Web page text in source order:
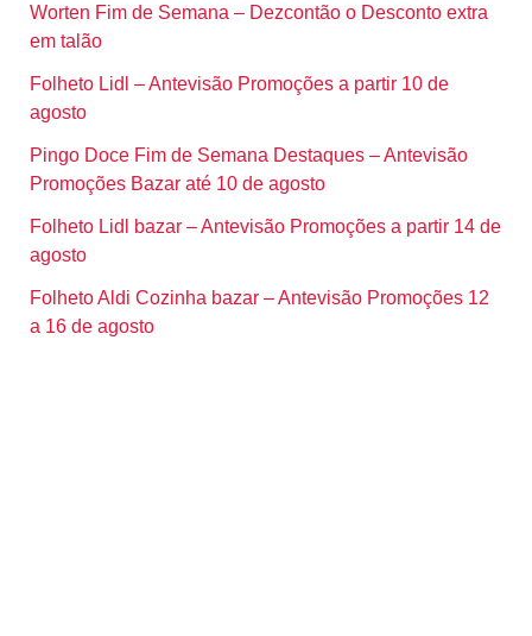
Worten Fim de Semana – Dezcontão o Desconto extra
em talão
Folheto Lidl – Antevisão Promoções a partir 10 de
agosto
Pingo Doce Fim de Semana Destaques – Antevisão
Promoções Bazar até 10 de agosto
Folheto Lidl bazar – Antevisão Promoções a partir 14 de
agosto
Folheto Aldi Cozinha bazar – Antevisão Promoções 12
a 16 de agosto